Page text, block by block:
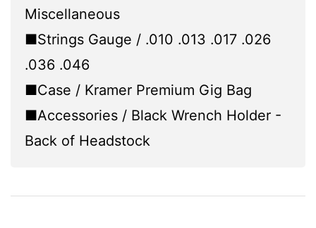
Miscellaneous
■Strings Gauge / .010 .013 .017 .026
.036 .046
■Case / Kramer Premium Gig Bag
■Accessories / Black Wrench Holder -
Back of Headstock